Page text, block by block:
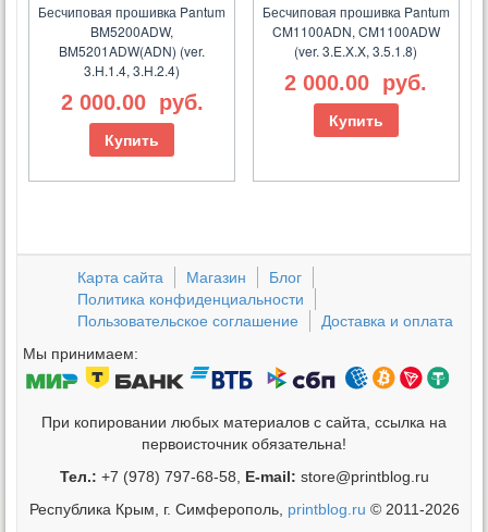
Бесчиповая прошивка Pantum
BM5200ADW,
BM5201ADW(ADN) (ver.
3.H.1.4, 3.H.2.4)
2 000.00 руб.
Купить
Бесчиповая прошивка Pantum
CM1100ADN, CM1100ADW
(ver. 3.E.X.X, 3.5.1.8)
2 000.00 руб.
Купить
Карта сайта Магазин
Блог
Политика конфиденциальности
Пользовательское соглашение
Доставка и оплата
Мы принимаем:
При копировании любых материалов с сайта, ссылка на
первоисточник обязательна!
Тел.: +7 (978) 797-68-58, E-mail: store@printblog.ru
Республика Крым, г. Симферополь, printblog.ru © 2011-2026